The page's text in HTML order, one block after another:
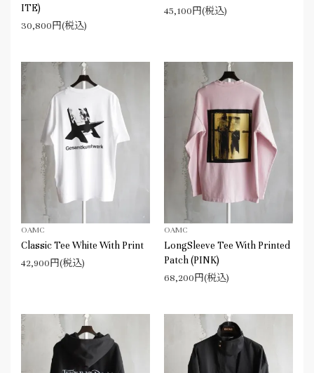
ITE)
30,800円(税込)
45,100円(税込)
OAMC
Classic Tee White With Print
42,900円(税込)
OAMC
LongSleeve Tee With Printed
Patch (PINK)
68,200円(税込)